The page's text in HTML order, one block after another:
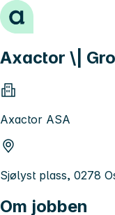
Hopp til innhold
Axactor \|
Axactor ASA
Sjølyst plass, 0278
Om jobben